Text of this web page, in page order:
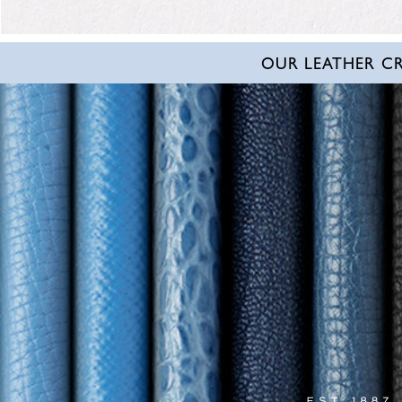
OUR LEATHER